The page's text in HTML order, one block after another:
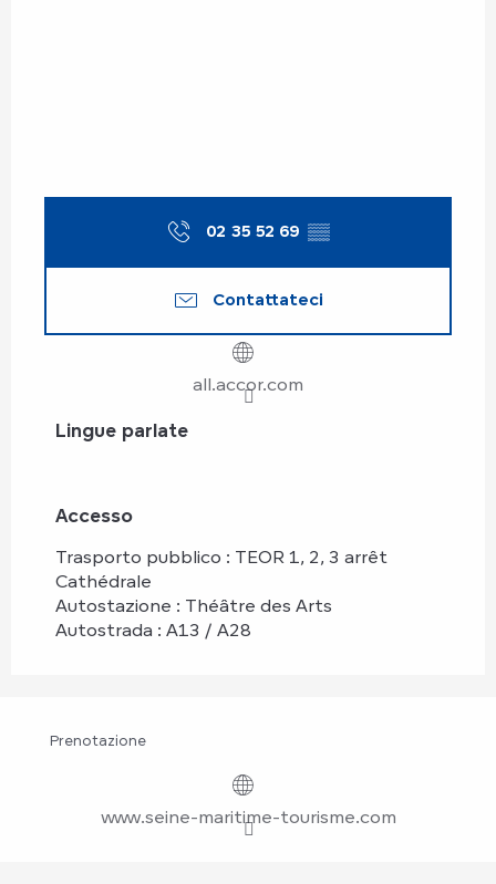
02 35 52 69 ▒▒
Contattateci
all.accor.com
Lingue parlate
Lingue parlate
Accesso
Accesso
Trasporto pubblico : TEOR 1, 2, 3 arrêt
Cathédrale
Autostazione : Théâtre des Arts
Autostrada : A13 / A28
Prenotazione
www.seine-maritime-tourisme.com